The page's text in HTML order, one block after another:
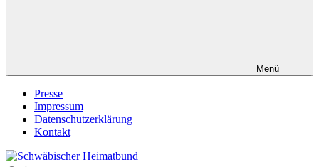
Menü
Presse
Impressum
Datenschutzerklärung
Kontakt